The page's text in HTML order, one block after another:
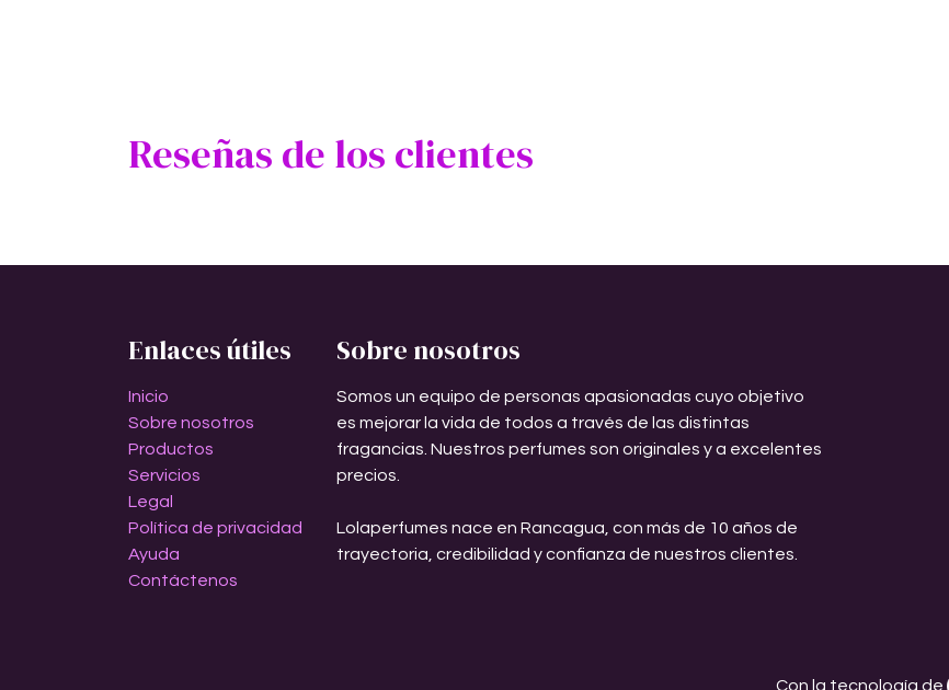
Reseñas de los clientes
Enlaces útiles
Inicio
Sobre nosotros
Productos
Servicios
Legal
Política de privacidad
Ayuda
Contáctenos
Sobre nosotros
Somos un equipo de personas apasionadas cuyo objetivo
es mejorar la vida de todos a través de las distintas
fragancias. Nuestros perfumes son originales y a excelentes
precios.
Lolaperfumes nace en Rancagua, con más de 10 años de
trayectoria, credibilidad y confianza de nuestros clientes.
Con la tecnología de